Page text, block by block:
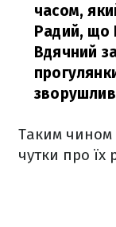
часом,
Радий, що
Вдячний
Таким чином
чутки про їх